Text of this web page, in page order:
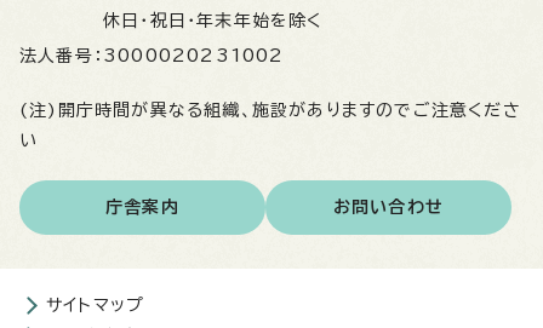
休日・祝日・年末年始を除く
法人番号： 3000020231002
(注)開庁時間が異なる組織、施設がありますのでご注意くださ
い
庁舎案内 お問い合わせ
サイトマップ